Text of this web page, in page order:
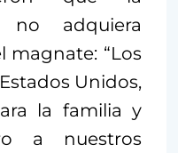
no adquiera
“Los
Unidos,
la familia y
a nuestros